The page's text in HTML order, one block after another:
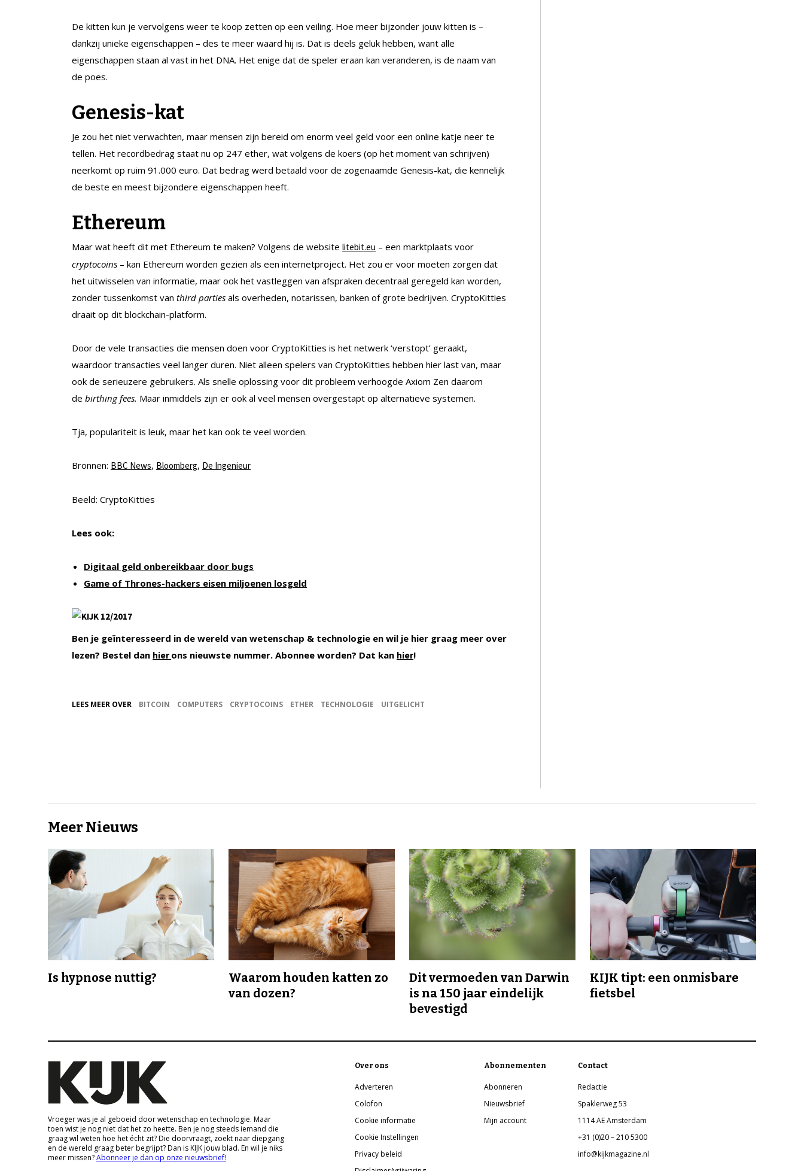
De kitten kun je vervolgens weer te koop zetten op een veiling. Hoe meer bijzonder jouw kitten is –
dankzij unieke eigenschappen – des te meer waard hij is. Dat is deels geluk hebben, want alle
eigenschappen staan al vast in het DNA. Het enige dat de speler eraan kan veranderen, is de naam van
de poes.
Genesis-kat
Je zou het niet verwachten, maar mensen zijn bereid om enorm veel geld voor een online katje neer te
tellen. Het recordbedrag staat nu op 247 ether, wat volgens de koers (op het moment van schrijven)
neerkomt op ruim 91.000 euro. Dat bedrag werd betaald voor de zogenaamde Genesis-kat, die kennelijk
de beste en meest bijzondere eigenschappen heeft.
Ethereum
Maar wat heeft dit met Ethereum te maken? Volgens de website litebit.eu – een marktplaats voor
cryptocoins – kan Ethereum worden gezien als een internetproject. Het zou er voor moeten zorgen dat
het uitwisselen van informatie, maar ook het vastleggen van afspraken decentraal geregeld kan worden,
zonder tussenkomst van third parties als overheden, notarissen, banken of grote bedrijven. CryptoKitties
draait op dit blockchain-platform.
Door de vele transacties die mensen doen voor CryptoKitties is het netwerk ‘verstopt’ geraakt,
waardoor transacties veel langer duren. Niet alleen spelers van CryptoKitties hebben hier last van, maar
ook de serieuzere gebruikers. Als snelle oplossing voor dit probleem verhoogde Axiom Zen daarom
de birthing fees. Maar inmiddels zijn er ook al veel mensen overgestapt op alternatieve systemen.
Tja, populariteit is leuk, maar het kan ook te veel worden.
Bronnen: BBC News, Bloomberg, De Ingenieur
Beeld: CryptoKitties
Lees ook:
Digitaal geld onbereikbaar door bugs
Game of Thrones-hackers eisen miljoenen losgeld
Ben je geïnteresseerd in de wereld van wetenschap & technologie en wil je hier graag meer over
lezen? Bestel dan hier ons nieuwste nummer. Abonnee worden? Dat kan hier!
LEES MEER OVER BITCOIN COMPUTERS CRYPTOCOINS ETHER TECHNOLOGIE UITGELICHT
Meer Nieuws
Is hypnose nuttig?
Waarom houden katten zo
van dozen?
Dit vermoeden van Darwin
is na 150 jaar eindelijk
bevestigd
KIJK tipt: een onmisbare
fietsbel
Vroeger was je al geboeid door wetenschap en technologie. Maar
toen wist je nog niet dat het zo heette. Ben je nog steeds iemand die
graag wil weten hoe het écht zit? Die doorvraagt, zoekt naar diepgang
en de wereld graag beter begrijpt? Dan is KIJK jouw blad. En wil je niks
meer missen?Abonneer je dan op onze nieuwsbrief!
Over ons
Adverteren
Colofon
Cookie informatie
Cookie Instellingen
Privacy beleid
Abonnementen
Abonneren
Nieuwsbrief
Mijn account
Contact
Redactie
Spaklerweg 53
1114 AE Amsterdam
+31 (0)20 – 210 5300
info@kijkmagazine.nl